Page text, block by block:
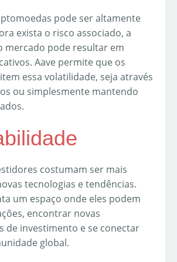
pode ser altamente
exista o risco associado, a
mercado pode resultar em
Aave permite que os
essa volatilidade, seja através
ou simplesmente mantendo
costumam ser mais
tecnologias e tendências.
um espaço onde eles podem
encontrar novas
de investimento e se conectar
global.